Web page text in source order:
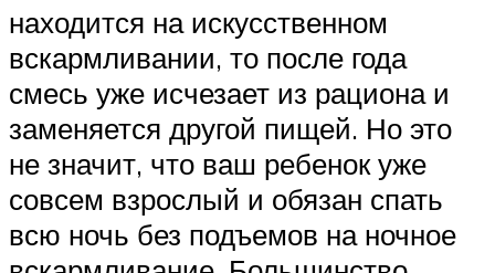
находится на искусственном
вскармливании, то после года
смесь уже исчезает из рациона и
заменяется другой пищей. Но это
не значит, что ваш ребенок уже
совсем взрослый и обязан спать
всю ночь без подъемов на ночное